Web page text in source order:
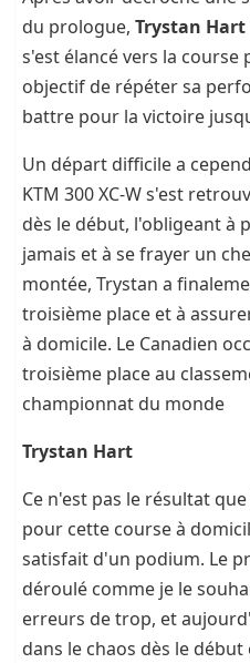
du prologue, Trystan Hart
s'est élancé vers la course
objectif de répéter sa
battre pour la victoire
Un départ difficile a
KTM 300 XC-W s'est
dès le début, l'obligeant à
jamais et à se frayer un
montée, Trystan a
troisième place et à
à domicile. Le Canadien
troisième place au
championnat du monde
Trystan Hart
Ce n'est pas le résultat
pour cette course à
satisfait d'un podium. Le
déroulé comme je le
erreurs de trop, et
dans le chaos dès le